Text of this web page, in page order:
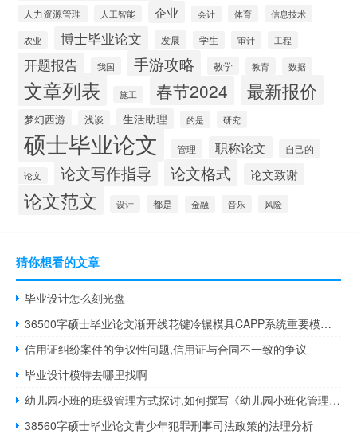
人力资源管理
人工智能 企业 会计 体育 信息技术
农业 博士毕业论文 发展 学生 审计 工程
开题报告 我国 手游攻略 教学 教育 数据
文章列表 施工 春节2024 最新报价
梦幻西游 浅谈 生活助理 的是 研究
硕士毕业论文 管理 职称论文 自己的
论文 论文写作指导 论文格式 论文致谢
论文范文 设计 都是 金融 音乐 风险
猜你想看的文章
毕业设计怎么刻光盘
36500字硕士毕业论文渐开线花键冷辗模具CAPP系统重要模块的研究与实现
信用证纠纷案件的争议性问题,信用证与合同不一致的争议
毕业设计模特去哪里找啊
幼儿园小班的班级管理方式探讨,如何撰写《幼儿园小班化管理》开篇报告
38560字硕士毕业论文青少年犯罪刑事司法政策的法理分析